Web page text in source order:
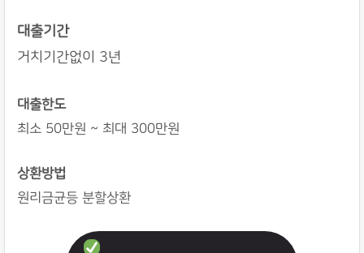
대출기간
거치기간없이 3년
대출한도
최소 50만원 ~ 최대 300만원
상환방법
원리금균등 분할상환